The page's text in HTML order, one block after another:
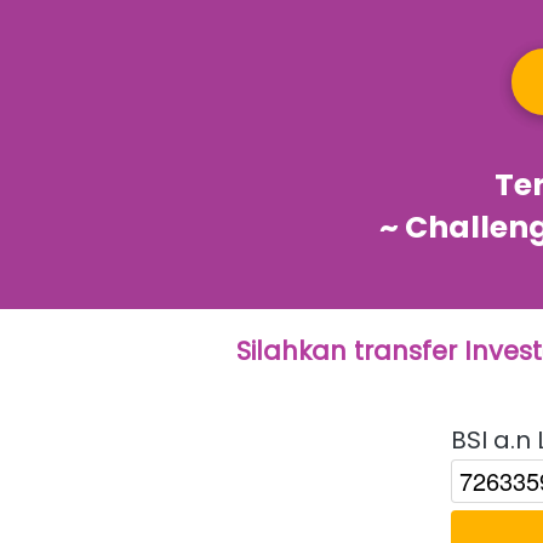
~
Silahkan transfer
BSI